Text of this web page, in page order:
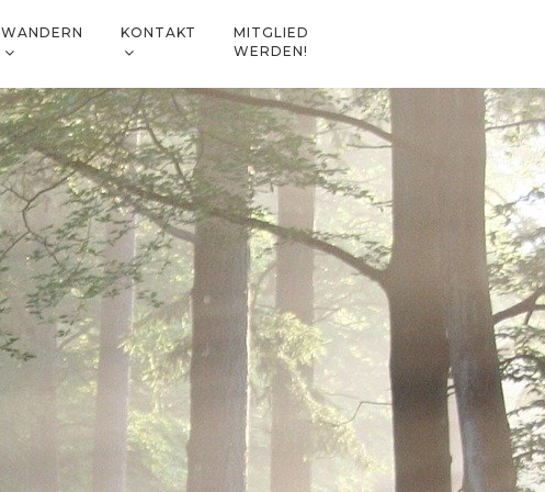
WANDERN KONTAKT
MITGLIED
WERDEN!